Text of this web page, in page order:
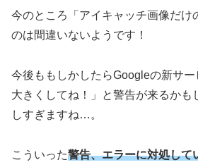
今のところ「アイキャッチ画像だけ
のは間違いないようです！
今後ももしかしたらGoogleの新サ
大きくしてね！」と警告が来るかも
しすぎますね…。
こういった警告、エラーに対処して